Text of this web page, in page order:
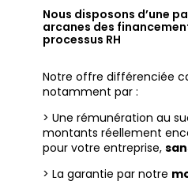
Nous disposons d’une
arcanes des
processus RH
Notre offre différenciée
notamment par :
> Une rémunération au
montants réellement
pour votre entreprise,
> La garantie par notre